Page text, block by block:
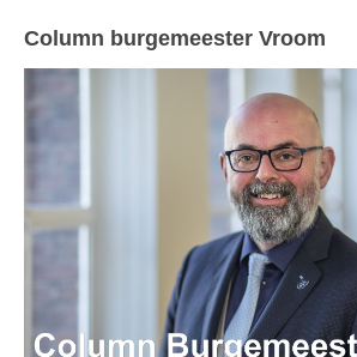
Column burgemeester Vroom